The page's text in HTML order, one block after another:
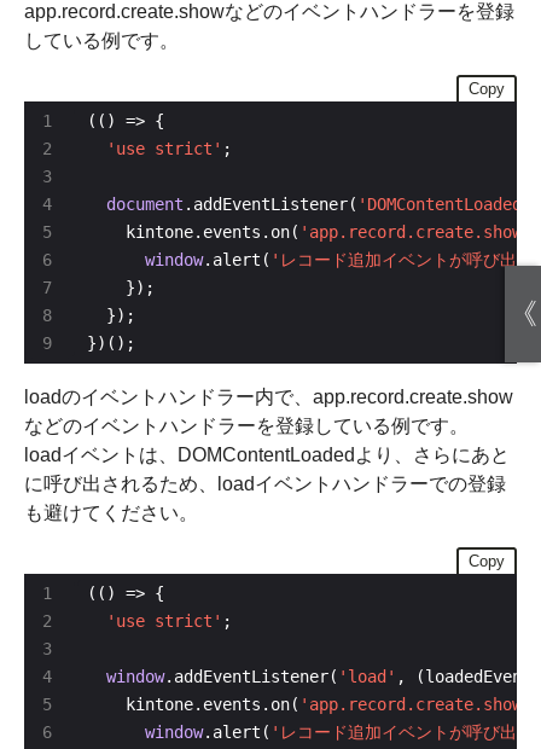
app.record.create.showなどのイベントハンドラーを登録
している例です。
Copy
3
4
5
6
7
8
9
'use strict'
document .addEventListener( 'DOMContentLoaded'
    kintone.events.on(
'app.record.create.show'
window.alert( 'レコード追加イベントが呼び出
})();
loadのイベントハンドラー内で、app.record.create.show
などのイベントハンドラーを登録している例です。
loadイベントは、DOMContentLoadedより、さらにあと
に呼び出されるため、loadイベントハンドラーでの登録
も避けてください。
Copy
3
4
5
6
'use strict'
window.addEventListener( 'load'
    kintone.events.on(
'app.record.create.show'
window.alert( 'レコード追加イベントが呼び出
《